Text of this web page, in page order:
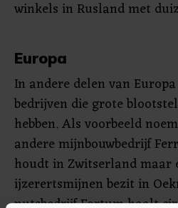
winkels in Rusland met
Europa
In andere delen van
bedrijven die grote
hebben. Als voorbeeld
andere mijnbouwbedrijf
houdt in Zwitserland maar
ijzerertsmijnen bezit in